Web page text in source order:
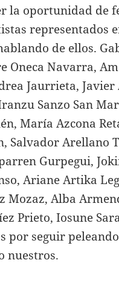
la oportunidad de
representados
de ellos.
Oneca Navarra,
Jaurrieta,
Sanzo San
María Azcona
Salvador Arellano
Gurpegui,
Ariane Artika
Mozaz, Alba
Prieto, Iosune
por seguir
nuestros.